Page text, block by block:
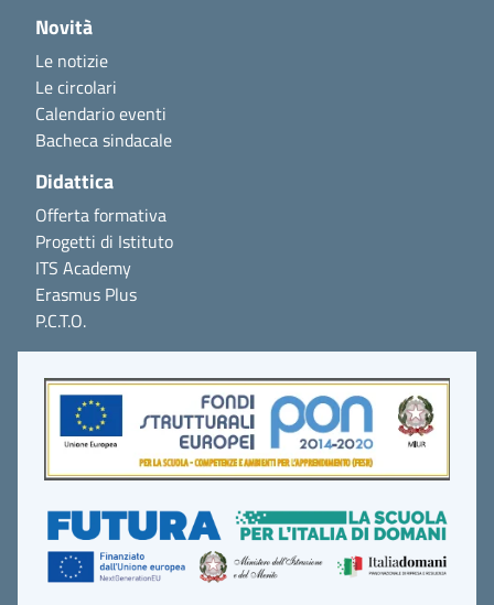
Novità
Le notizie
Le circolari
Calendario eventi
Bacheca sindacale
Didattica
Offerta formativa
Progetti di Istituto
ITS Academy
Erasmus Plus
P.C.T.O.